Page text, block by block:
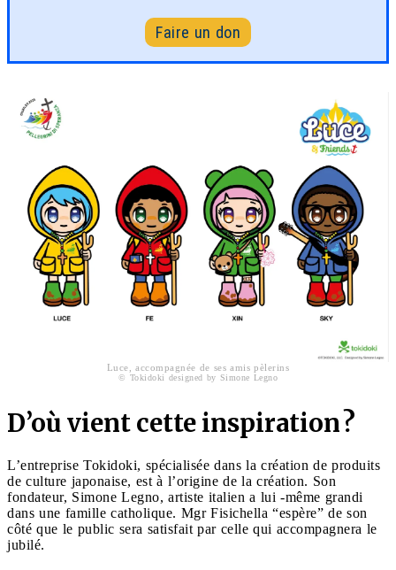
Faire un don
Luce, accompagnée de ses amis pèlerins
© Tokidoki designed by Simone Legno
D’où vient cette inspiration ?
L’entreprise Tokidoki, spécialisée dans la création de produits
de culture japonaise, est à l’origine de la création. Son
fondateur, Simone Legno, artiste italien a lui -même grandi
dans une famille catholique. Mgr Fisichella “espère” de son
côté que le public sera satisfait par celle qui accompagnera le
jubilé.